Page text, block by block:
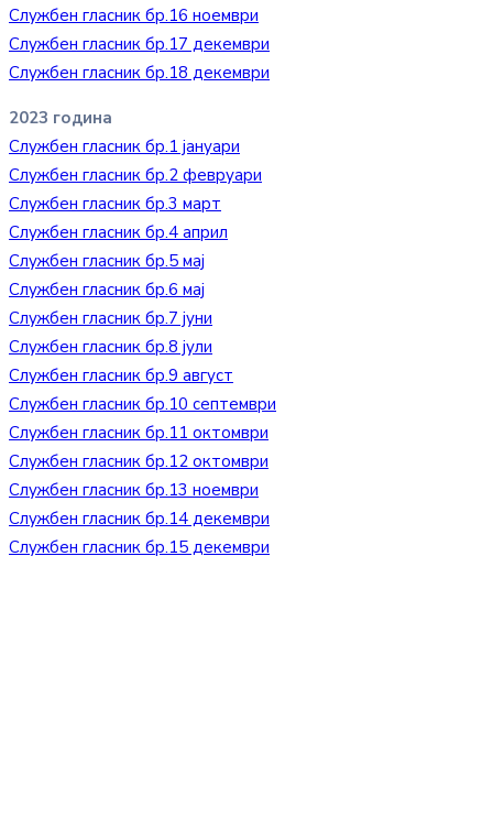
Службен гласник бр.16 ноември
Службен гласник бр.17 декември
Службен гласник бр.18 декември
2023 година
Службен гласник бр.1 јануари
Службен гласник бр.2 февруари
Службен гласник бр.3 март
Службен гласник бр.4 април
Службен гласник бр.5 мај
Службен гласник бр.6 мај
Службен гласник бр.7 јуни
Службен гласник бр.8 јули
Службен гласник бр.9 август
Службен гласник бр.10 септември
Службен гласник бр.11 октомври
Службен гласник бр.12 октомври
Службен гласник бр.13 ноември
Службен гласник бр.14 декември
Службен гласник бр.15 декември